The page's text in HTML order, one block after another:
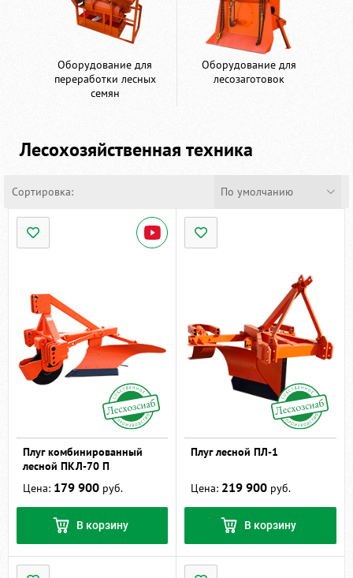
Оборудование для
переработки лесных
семян
Оборудование для
лесозаготовок
Лесохозяйственная техника
Сортировка: По умолчанию
Плуг комбинированный
лесной ПКЛ-70 П
Цена: 179 900 руб.
В корзину
Плуг лесной ПЛ-1
Цена: 219 900 руб.
В корзину